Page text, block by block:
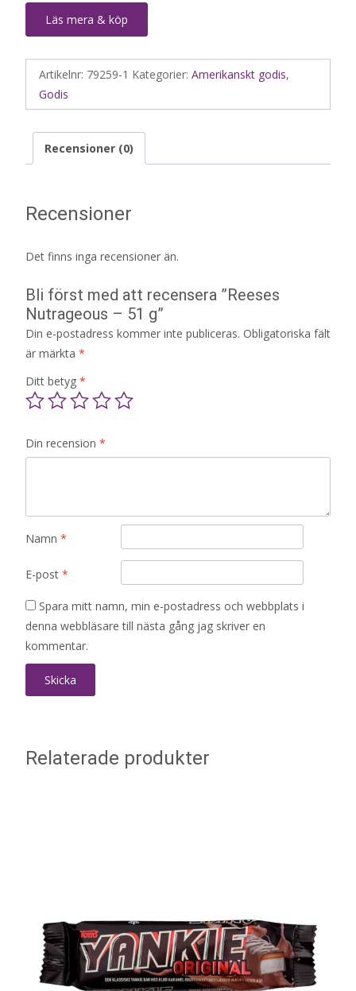
Läs mera & köp
Artikelnr: 79259-1 Kategorier: Amerikanskt godis,
Godis
Recensioner (0)
Recensioner
Det finns inga recensioner än.
Bli först med att recensera ”Reeses
Nutrageous – 51 g”
Din e-postadress kommer inte publiceras. Obligatoriska fält
är märkta *
Ditt betyg *
Din recension *
Namn *
E-post *
Spara mitt namn, min e-postadress och webbplats i
denna webbläsare till nästa gång jag skriver en
kommentar.
Relaterade produkter